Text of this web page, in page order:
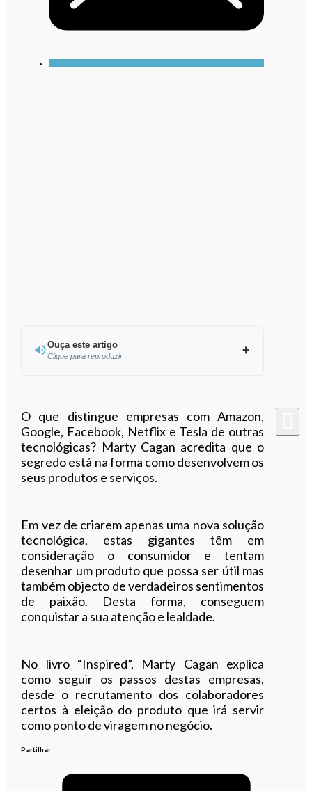
Ouça este artigo
Clique para reproduzir
O que distingue empresas com Amazon,
Google, Facebook, Netflix e Tesla de outras
tecnológicas? Marty Cagan acredita que o
segredo está na forma como desenvolvem os
seus produtos e serviços.
Em vez de criarem apenas uma nova solução
tecnológica, estas gigantes têm em
consideração o consumidor e tentam
desenhar um produto que possa ser útil mas
também objecto de verdadeiros sentimentos
de paixão. Desta forma, conseguem
conquistar a sua atenção e lealdade.
No livro “Inspired”, Marty Cagan explica
como seguir os passos destas empresas,
desde o recrutamento dos colaboradores
certos à eleição do produto que irá servir
como ponto de viragem no negócio.
Partilhar